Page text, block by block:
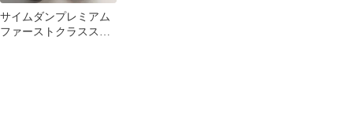
サイムダンプレミアム
ファーストクラススー